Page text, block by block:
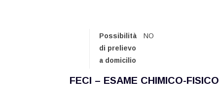
Possibilità
di prelievo
a domicilio
NO
FECI – ESAME CHIMICO-FISICO